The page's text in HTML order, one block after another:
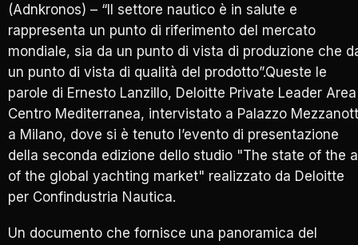
(Adnkronos) – “Il settore nautico è in salute e
rappresenta un punto di riferimento del mercato
mondiale, sia da un punto di vista di produzione che
un punto di vista di qualità del prodotto”.Queste le
parole di Ernesto Lanzillo, Deloitte Private Leader Area
Centro Mediterranea, intervistato a Palazzo
a Milano, dove si è tenuto l’evento di presentazione
della seconda edizione dello studio "The state of the
of the global yachting market" realizzato da Deloitte
per Confindustria Nautica.
Un documento che fornisce una panoramica del